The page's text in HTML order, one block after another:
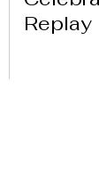
Replay